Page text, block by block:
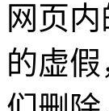
网页
的虚